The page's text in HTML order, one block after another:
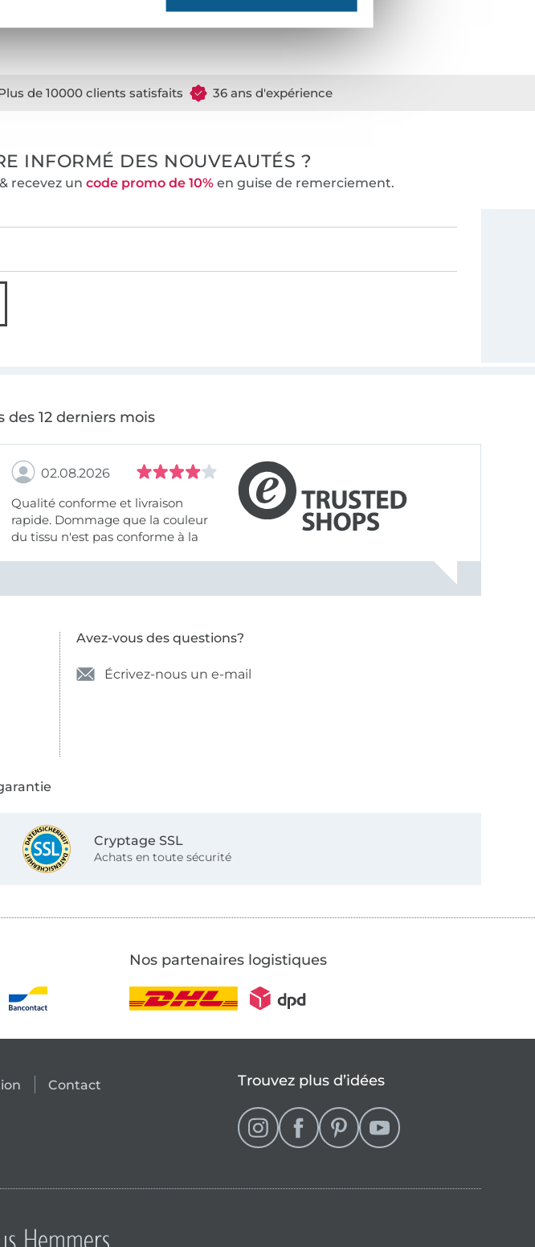
de 10000 clients satisfaits 36 ans d'expérience
INFORMÉ DES NOUVEAUTÉS ?
recevez un code promo de 10%en guise de remerciement.
des 12 derniers mois
02.08.2026
Qualité conforme et livraison
rapide. Dommage que la couleur
du tissu n'est pas conforme à la
Avez-vous des questions?
Écrivez-nous un e-mail
Cryptage SSL
Achats en toute sécurité
Nos partenaires logistiques
Contact Trouvez plus d’idées